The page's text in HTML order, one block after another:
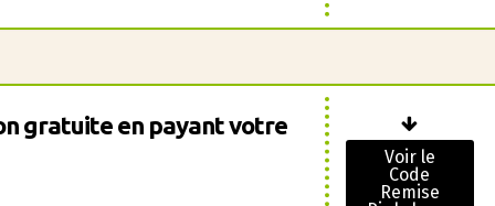
gratuite en payant votre
Voir le
Code
Remise